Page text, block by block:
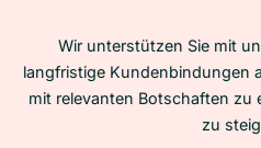
Wir unterstützen Sie mit
langfristige Kundenbindungen
mit relevanten Botschaften zu
zu